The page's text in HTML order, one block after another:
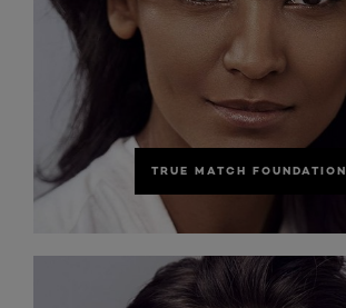
TRUE MATCH FOUNDATION